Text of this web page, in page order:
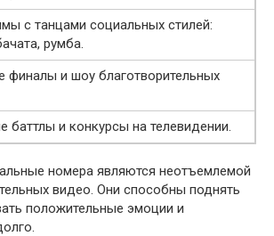
с танцами социальных стилей:
румба.
финалы и шоу благотворительных
баттлы и конкурсы на телевидении.
номера являются неотъемлемой
видео. Они способны поднять
положительные эмоции и